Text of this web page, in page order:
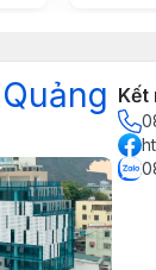
Kết